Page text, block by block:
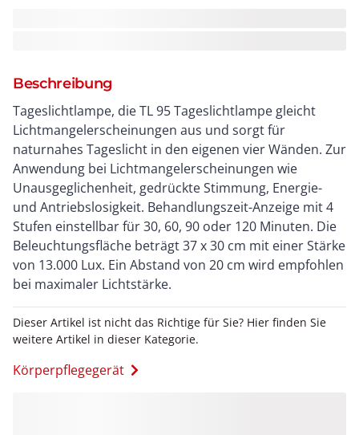
Beschreibung
Tageslichtlampe, die TL 95 Tageslichtlampe gleicht
Lichtmangelerscheinungen aus und sorgt für
naturnahes Tageslicht in den eigenen vier Wänden. Zur
Anwendung bei Lichtmangelerscheinungen wie
Unausgeglichenheit, gedrückte Stimmung, Energie-
und Antriebslosigkeit. Behandlungszeit-Anzeige mit 4
Stufen einstellbar für 30, 60, 90 oder 120 Minuten. Die
Beleuchtungsfläche beträgt 37 x 30 cm mit einer Stärke
von 13.000 Lux. Ein Abstand von 20 cm wird empfohlen
bei maximaler Lichtstärke.
Dieser Artikel ist nicht das Richtige für Sie? Hier finden Sie
weitere Artikel in dieser Kategorie.
Körperpflegegerät